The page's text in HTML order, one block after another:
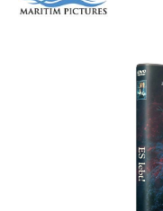
Bildergalerie